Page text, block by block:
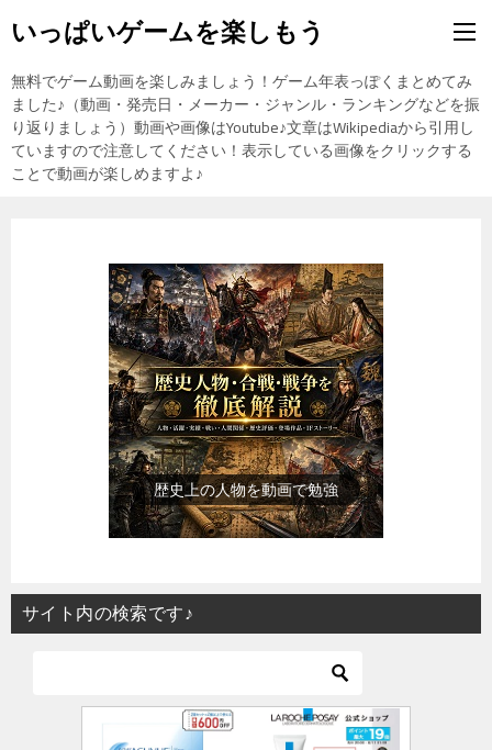
いっぱいゲームを楽しもう
無料でゲーム動画を楽しみましょう！ゲーム年表っぽくまとめてみ
ました♪（動画・発売日・メーカー・ジャンル・ランキングなどを振
り返りましょう）動画や画像はYoutube♪文章はWikipediaから引用し
ていますので注意してください！表示している画像をクリックする
ことで動画が楽しめますよ♪
『食品』（楽天市場）
サイト内の検索です♪